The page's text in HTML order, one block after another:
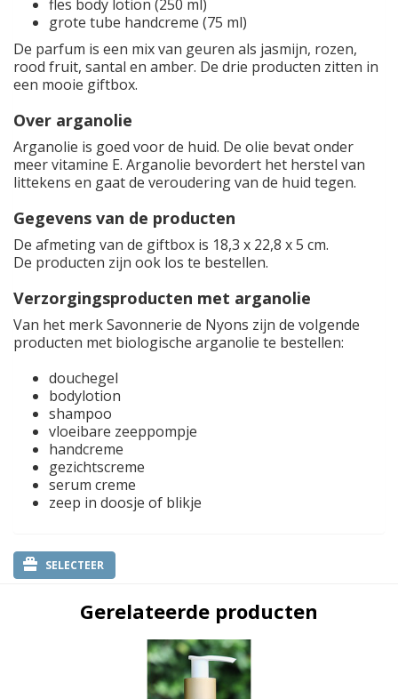
fles body lotion (250 ml)
grote tube handcreme (75 ml)
De parfum is een mix van geuren als jasmijn, rozen,
rood fruit, santal en amber. De drie producten zitten in
een mooie giftbox.
Over arganolie
Arganolie is goed voor de huid. De olie bevat onder
meer vitamine E. Arganolie bevordert het herstel van
littekens en gaat de veroudering van de huid tegen.
Gegevens van de producten
De afmeting van de giftbox is 18,3 x 22,8 x 5 cm.
De producten zijn ook los te bestellen.
Verzorgingsproducten met arganolie
Van het merk Savonnerie de Nyons zijn de volgende
producten met biologische arganolie te bestellen:
douchegel
bodylotion
shampoo
vloeibare zeeppompje
handcreme
gezichtscreme
serum creme
zeep in doosje of blikje
SELECTEER
Gerelateerde producten